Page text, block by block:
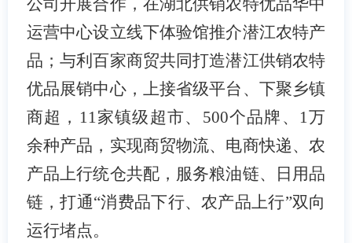
公司开展合作，在湖北供销农特优品华中
运营中心设立线下体验馆推介潜江农特产
品；与利百家商贸共同打造潜江供销农特
优品展销中心，上接省级平台、下聚乡镇
商超， 11家镇级超市、500个品牌、1万
余种产品，实现商贸物流、电商快递、农
产品上行统仓共配，服务粮油链、日用品
链，打通“消费品下行、农产品上行”双向
运行堵点。